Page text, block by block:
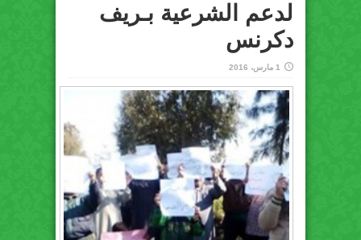
لدعم الشرعية بـ‏ريف
دكرنس‬
1 مارس، 2016